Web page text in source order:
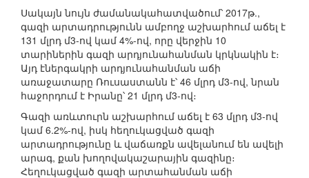
Սակայն նույն ժամանակահատվածում՝ 2017թ.,
գազի արտադրությունն ամբողջ աշխարհում աճել է
131 մլրդ մ3-ով կամ 4%-ով, որը վերջին 10
տարիներին գազի արդյունահանման կրկնակին է։
Այդ էներգակրի արդյունահանման աճի
առաջատարը Ռուսաստանն է՝ 46 մլրդ մ3-ով, նրան
հաջորդում է Իրանը՝ 21 մլրդ մ3-ով։
Գազի առևտուրն աշխարհում աճել է 63 մլրդ մ3-ով
կամ 6.2%-ով, իսկ հեղուկացված գազի
արտադրությունը և վաճառքն ավելանում են ավելի
արագ, քան խողովակաշարային գազինը։
Հեղուկացված գազի արտահանման աճի